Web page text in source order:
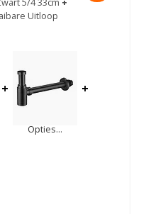
5/4 33cm +
Uitloop
+
Opties...
+